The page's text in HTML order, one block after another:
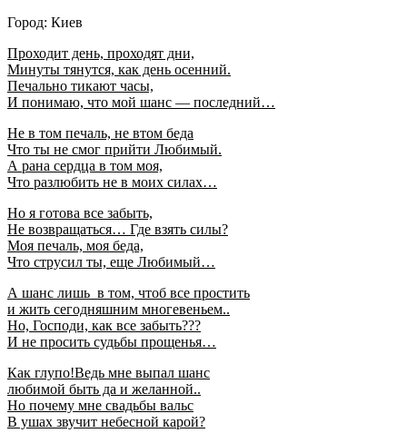
Город: Киев
Проходит день, проходят дни,
Минуты тянутся, как день осенний.
Печально тикают часы,
И понимаю, что мой шанс — последний…
Не в том печаль, не втом беда
Что ты не смог прийти Любимый.
А рана сердца в том моя,
Что разлюбить не в моих силах…
Но я готова все забыть,
Не возвращаться… Где взять силы?
Моя печаль, моя беда,
Что струсил ты, еще Любимый…
А шанс лишь в том, чтоб все простить
и жить сегодняшним многевеньем..
Но, Господи, как все забыть???
И не просить судьбы прощенья…
Как глупо!Ведь мне выпал шанс
любимой быть да и желанной..
Но почему мне свадьбы вальс
В ушах звучит небесной карой?